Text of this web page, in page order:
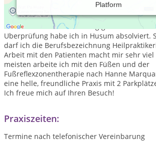
Platform
Hallo, mein Name ist Kirsten Mandler! Meine
Ausbildung habe ich bei der Amara-Schule
Naturheilkunde in Hamburg gemacht. Die
Uberprüfung habe ich in Husum absolviert.
darf ich die Berufsbezeichnung
Arbeit mit den Patienten macht mir sehr viel
meisten arbeite ich mit den Füßen und der
Fußreflexzonentherapie nach Hanne
eine helle, freundliche Praxis mit 2
Ich freue mich auf Ihren Besuch!
Praxiszeiten:
Termine nach telefonischer Vereinbarung